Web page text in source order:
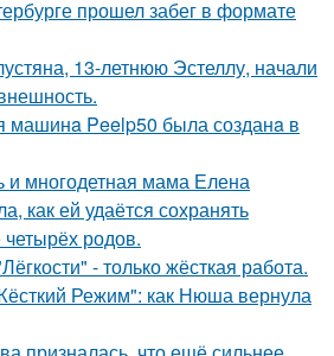
прошел забег в формате
13-летнюю Эстеллу, начали
машинa Peelp50 была созданa в
и многодетная мама Елена
как ей удаётся сохранять
родов.
- только жёсткая работа.
Режим": как Нюша вернула